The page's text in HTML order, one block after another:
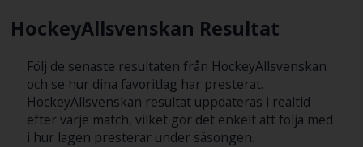
HockeyAllsvenskan Resultat
Följ de senaste resultaten från HockeyAllsvenskan
och se hur dina favoritlag har presterat.
HockeyAllsvenskan resultat uppdateras i realtid
efter varje match, vilket gör det enkelt att följa med
i hur lagen presterar under säsongen.